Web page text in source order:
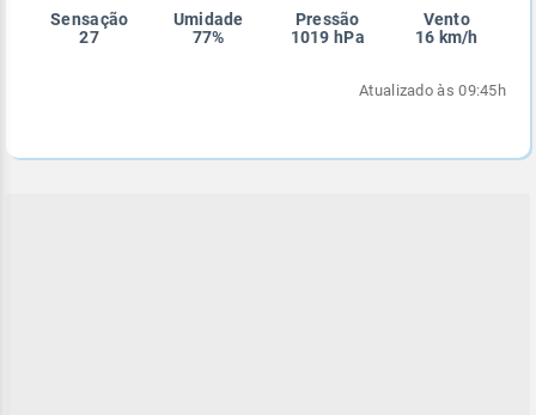
Sensação
27
Umidade
77%
Pressão
1019 hPa
Vento
16 km/h
Atualizado às 09:45h
Enviar
Enviar
Enviar
Enviar
Enviar